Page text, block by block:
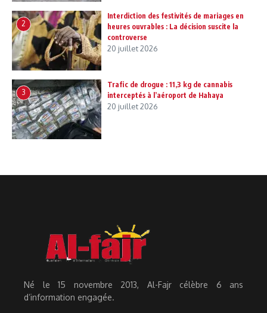
2
Interdiction des festivités de mariages en
heures ouvrables : La décision suscite la
controverse
20 juillet 2026
3
Trafic de drogue : 11,3 kg de cannabis
interceptés à l’aéroport de Hahaya
20 juillet 2026
Né le 15 novembre 2013, Al-Fajr célèbre 6 ans
d’information engagée.